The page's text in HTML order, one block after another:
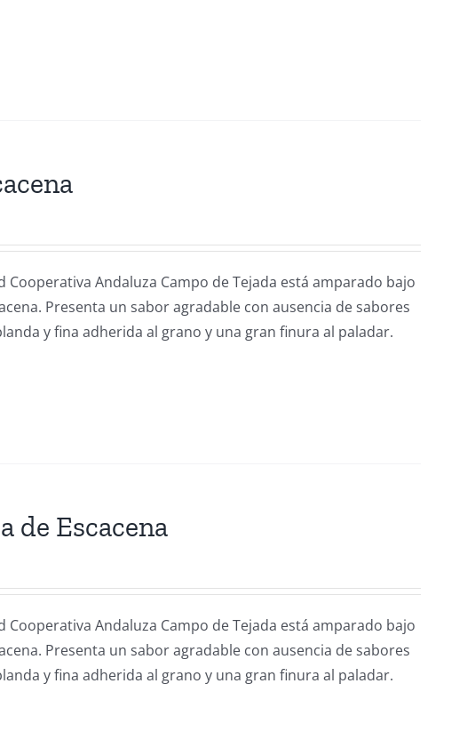
Andaluza Campo de Tejada está amparado bajo
Presenta un sabor agradable con ausencia de sabores
y fina adherida al grano y una gran finura al paladar.
de Escacena
Andaluza Campo de Tejada está amparado bajo
Presenta un sabor agradable con ausencia de sabores
y fina adherida al grano y una gran finura al paladar.